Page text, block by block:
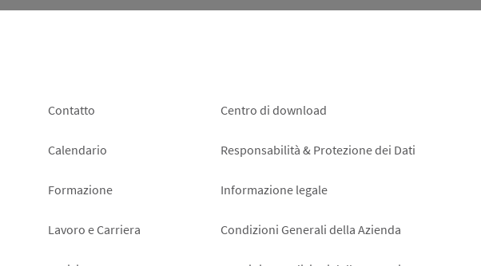
Footer
left
Contatto
Calendario
Formazione
Lavoro e Carriera
Footer
right
Centro di download
Responsabilità & Protezione dei Dati
Informazione legale
Condizioni Generali della Azienda